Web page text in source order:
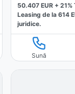
50.407 EUR +21%
Leasing de la614
juridice.
Sună